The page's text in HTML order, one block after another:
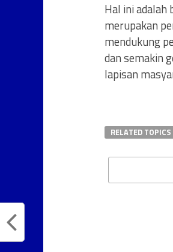
Hal ini adalah
merupakan
mendukung
dan semakin
lapisan
RELATED TOPICS